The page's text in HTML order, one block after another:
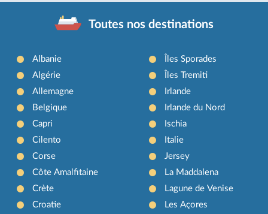
Toutes nos destinations
Albanie
Algérie
Allemagne
Belgique
Capri
Cilento
Corse
Côte Amalfitaine
Crète
Croatie
Îles Sporades
Îles Tremiti
Irlande
Irlande du Nord
Ischia
Italie
Jersey
La Maddalena
Lagune de Venise
Les Açores